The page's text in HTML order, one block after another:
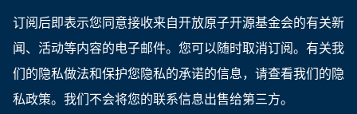
订阅后即表示您同意接收来自开放原子开源基金会的有关新
闻、活动等内容的电子邮件。您可以随时取消订阅。有关我
们的隐私做法和保护您隐私的承诺的信息，请查看我们的隐
私政策。我们不会将您的联系信息出售给第三方。